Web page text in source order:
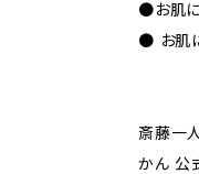
●お肌に
● お肌
斎藤一
かん 公